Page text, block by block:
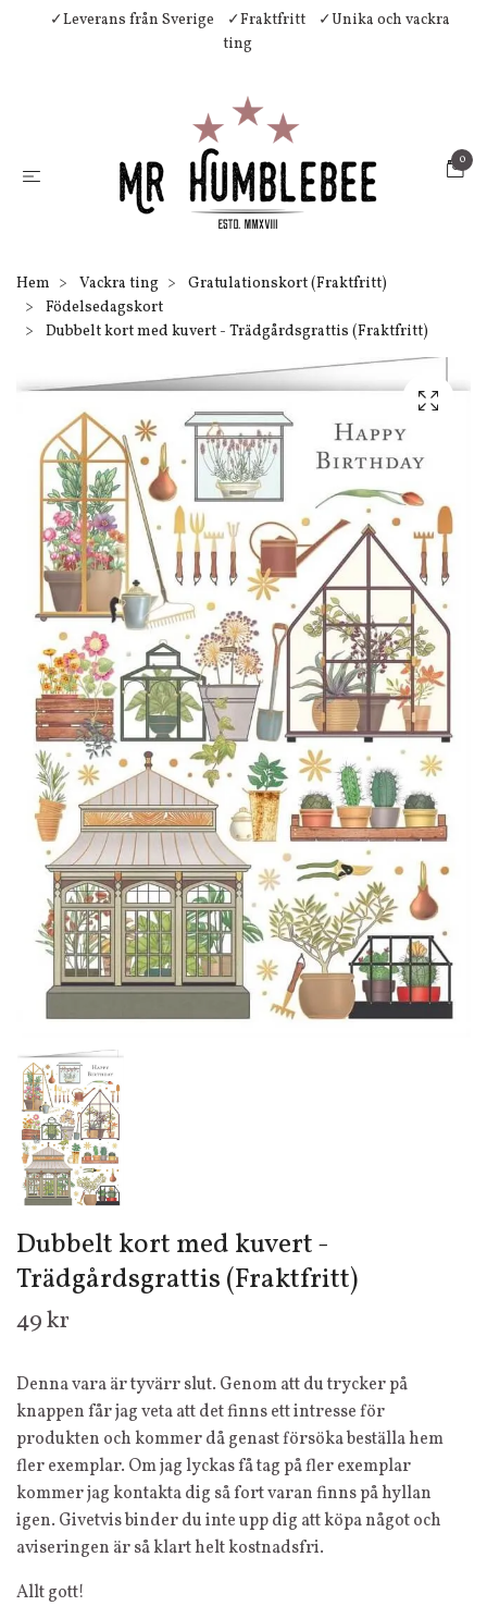
✓Leverans från Sverige ✓Fraktfritt
✓Unika och vackra
ting
0
Hem Vackra ting
Gratulationskort (Fraktfritt)
Födelsedagskort
Dubbelt kort med kuvert - Trädgårdsgrattis (Fraktfritt)
Dubbelt kort med kuvert -
Trädgårdsgrattis (Fraktfritt)
49 kr
Denna vara är tyvärr slut. Genom att du trycker på
knappen får jag veta att det finns ett intresse för
produkten och kommer då genast försöka beställa hem
fler exemplar. Om jag lyckas få tag på fler exemplar
kommer jag kontakta dig så fort varan finns på hyllan
igen. Givetvis binder du inte upp dig att köpa något och
aviseringen är så klart helt kostnadsfri.
Allt gott!